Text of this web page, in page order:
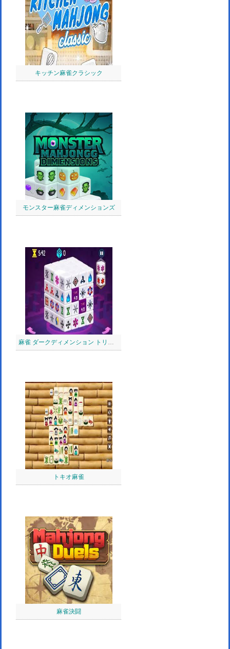
キッチン麻雀クラシック
モンスター麻雀ディメンションズ
麻雀 ダークディメンション トリプルタイム
トキオ麻雀
麻雀決闘